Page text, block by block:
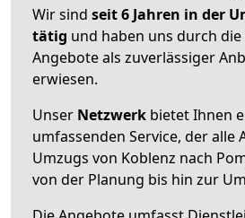
Wir sind seit 6 Jahren in der
tätig und haben uns durch
Angebote als zuverlässiger
erwiesen.
Unser Netzwerk bietet Ihnen
umfassenden Service, der alle
Umzugs von Koblenz nach
von der Planung bis hin zur